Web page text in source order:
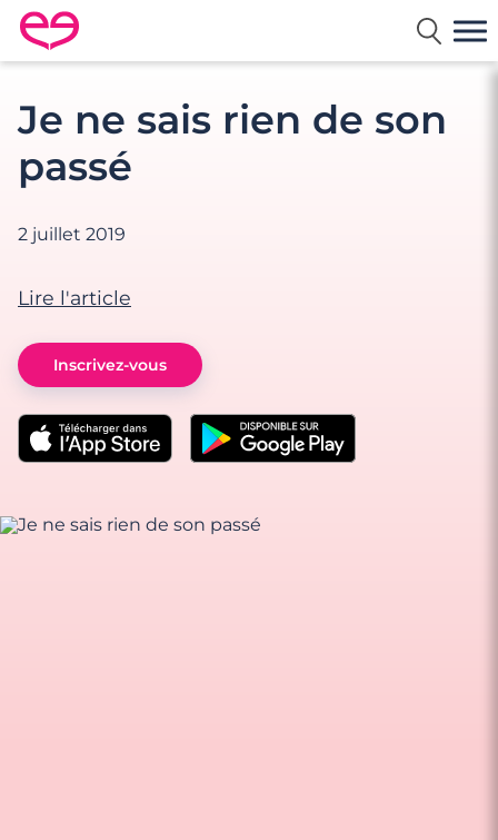
Rencontre en France avec Meetic
Je ne sais rien de son
passé
2 juillet 2019
Lire l'article
Inscrivez-vous